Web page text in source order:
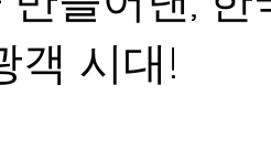
객 시대!